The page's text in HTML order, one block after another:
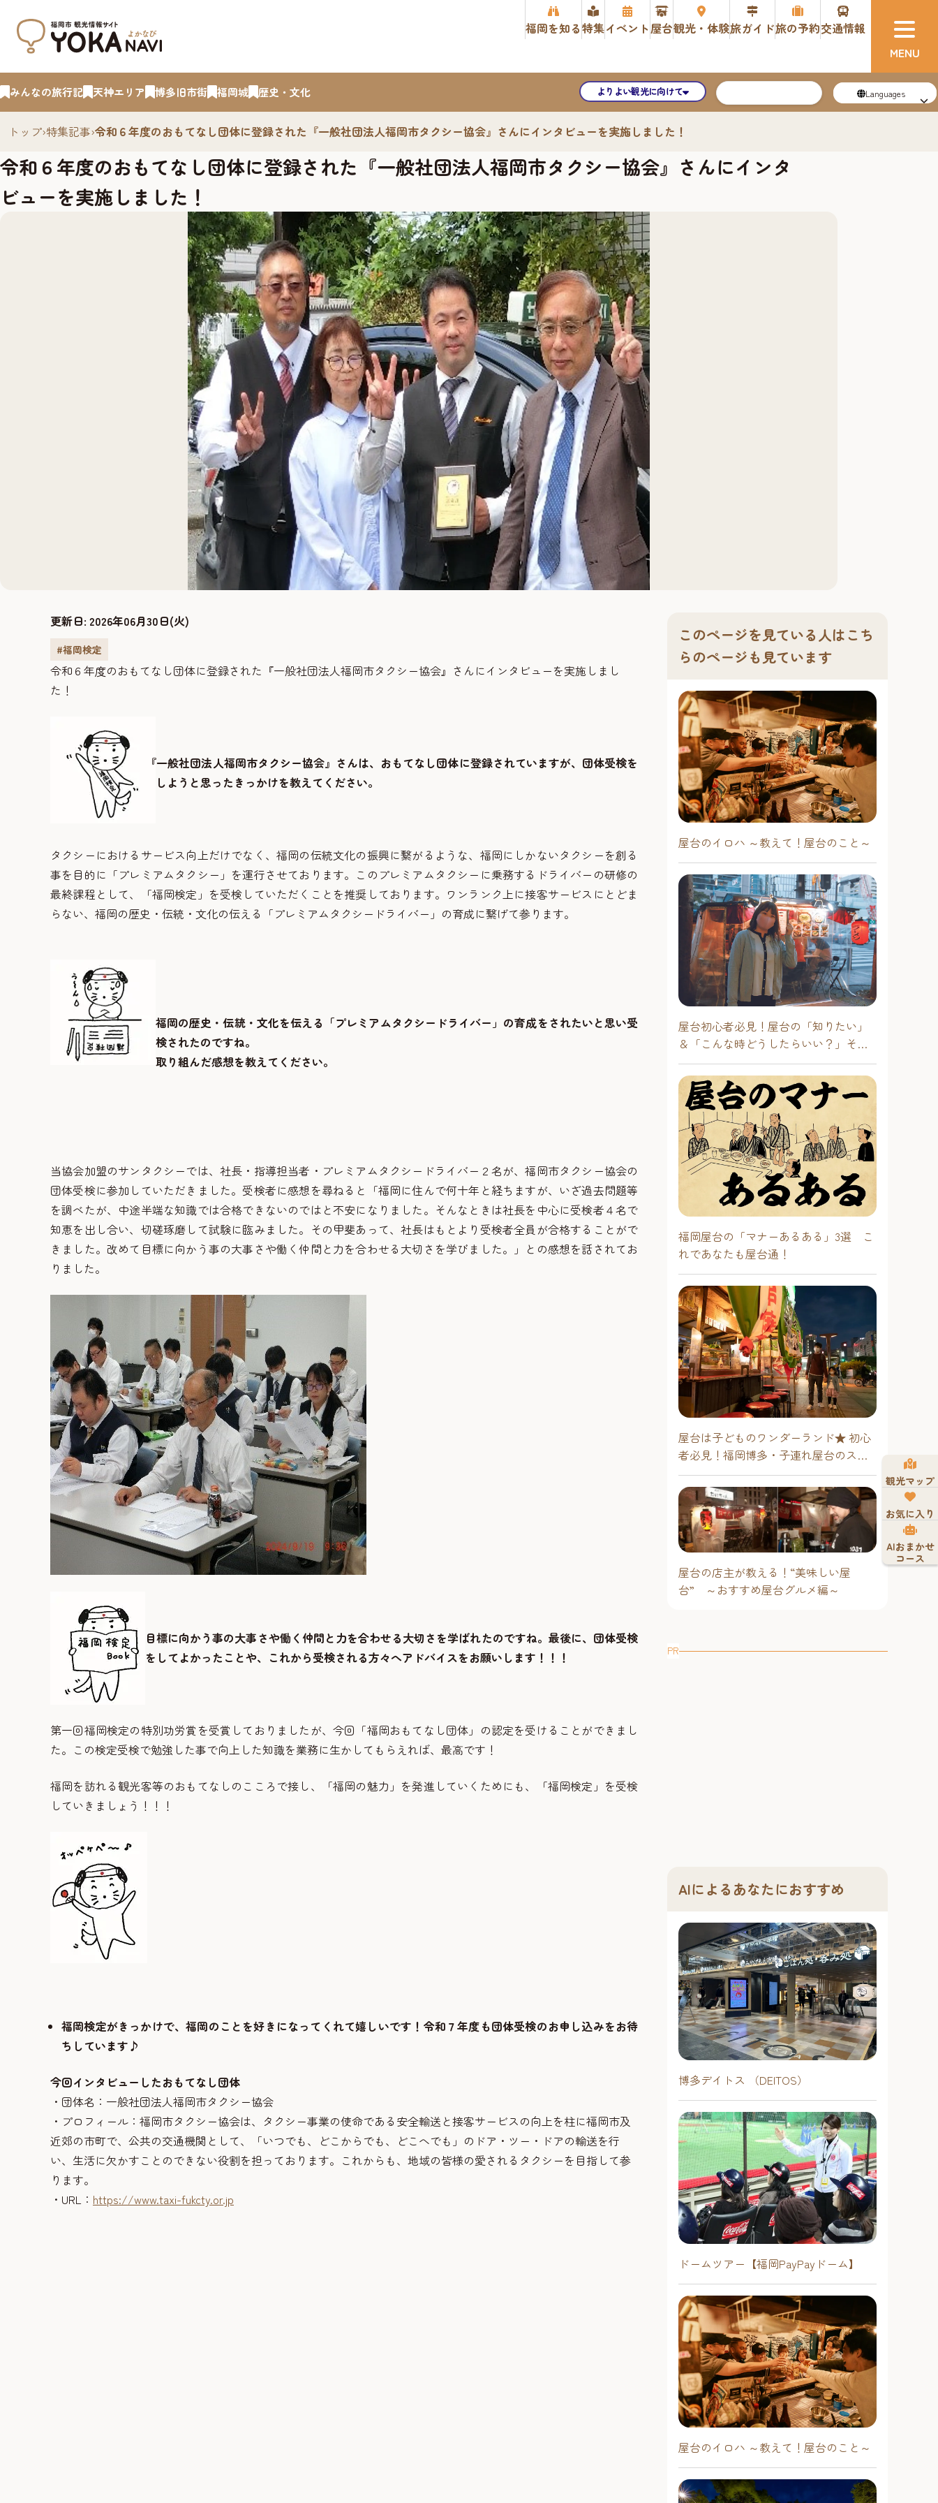
福岡を知る特集イベント屋台観光・体験旅ガイド旅の予約交通情報
みんなの旅行記 天神エリア 博多旧市街 福岡城 歴史・文化 よりよい観光に向けて Languages
トップ›特集記事›令和６年度のおもてなし団体に登録された『一般社団法人福岡市タクシー協会』さんにインタビューを実施しました！
令和６年度のおもてなし団体に登録された『一般社団法人福岡市タクシー協会』さんにインタ
ビューを実施しました！
更新日: 2026年06月30日(火)
#福岡検定
令和６年度のおもてなし団体に登録された『一般社団法人福岡市タクシー協会』さんにインタビューを実施しまし
た！
『一般社団法人福岡市タクシー協会』さんは、おもてなし団体に登録されていますが、団体受検を
しようと思ったきっかけを教えてください。
タクシーにおけるサービス向上だけでなく、福岡の伝統文化の振興に繋がるような、福岡にしかないタクシーを創る
事を目的に「プレミアムタクシー」を運行させております。このプレミアムタクシーに乗務するドライバーの研修の
最終課程として、「福岡検定」を受検していただくことを推奨しております。ワンランク上に接客サービスにとどま
らない、福岡の歴史・伝統・文化の伝える「プレミアムタクシードライバー」の育成に繋げて参ります。
福岡の歴史・伝統・文化を伝える「プレミアムタクシードライバー」の育成をされたいと思い受
検されたのですね。
取り組んだ感想を教えてください。
当協会加盟のサンタクシーでは、社長・指導担当者・プレミアムタクシードライバー２名が、福岡市タクシー協会の
団体受検に参加していただきました。受検者に感想を尋ねると「福岡に住んで何十年と経ちますが、いざ過去問題等
を調べたが、中途半端な知識では合格できないのではと不安になりました。そんなときは社長を中心に受検者４名で
知恵を出し合い、切磋琢磨して試験に臨みました。その甲斐あって、社長はもとより受検者全員が合格することがで
きました。改めて目標に向かう事の大事さや働く仲間と力を合わせる大切さを学びました。」との感想を話されてお
りました。
目標に向かう事の大事さや働く仲間と力を合わせる大切さを学ばれたのですね。 最後に、団体受検
をしてよかったことや、これから受検される方々へアドバイスをお願いします！！ ！
第一回福岡検定の特別功労賞を受賞しておりましたが、今回「福岡おもてなし団体」の認定を受けることができまし
た。この検定受検で勉強した事で向上した知識を業務に生かしてもらえれば、最高です！
福岡を訪れる観光客等のおもてなしのこころで接し、「福岡の魅力」を発進していくためにも、「福岡検定」を受検
していきましょう！！！
福岡検定がきっかけで、福岡のことを好きになってくれて嬉しいです！令和７年度も団体受検のお申し込みをお待
ちしています♪
今回インタビューしたおもてなし団体
・団体名：一般社団法人福岡市タクシー協会
・プロフィール：福岡市タクシー協会は、タクシー事業の使命である安全輸送と接客サービスの向上を柱に福岡市及
近郊の市町で、公共の交通機関として、「いつでも、どこからでも、どこへでも」のドア・ツー・ドアの輸送を行
い、生活に欠かすことのできない役割を担っております。これからも、地域の皆様の愛されるタクシーを目指して参
ります。
・URL： https://www.taxi-fukcty.or.jp
このページを見ている人はこち
らのページも見ています
屋台のイロハ ～教えて！屋台のこと～
屋台初心者必見！屋台の「知りたい」
＆「こんな時どうしたらいい？」その
疑問に答えます！
福岡屋台の「マナーあるある」3選 こ
れであなたも屋台通！
屋台は子どものワンダーランド★ 初心
者必見！福岡博多・子連れ屋台のスス
メ
屋台の店主が教える！“美味しい屋
台” ～おすすめ屋台グルメ編～
PR
AIによるあなたにおすすめ
博多デイトス （DEITOS）
ドームツアー【福岡PayPayドーム】
屋台のイロハ ～教えて！屋台のこと～
観光マップ
お気に入り
AIおまかせ
コース